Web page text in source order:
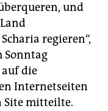
und
regieren“,
Sonntag
die
Internetseiten
Site mitteilte.